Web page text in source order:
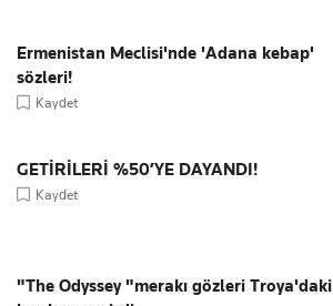
Ermenistan Meclisi'nde 'Adana kebap'
sözleri!
Kaydet
GETİRİLERİ %50’YE DAYANDI!
Kaydet
"The Odyssey "merakı gözleri Troya'daki